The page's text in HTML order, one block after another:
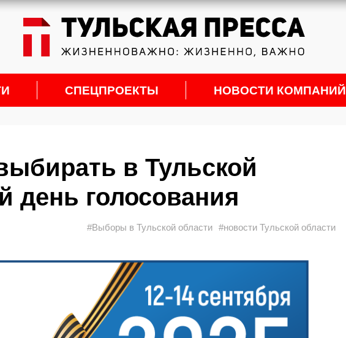
СПЕЦПРОЕКТЫ НОВОСТИ КОМПАНИЙ
в Тульской
день голосования
#Выборы в Тульской области #новости Тульской области